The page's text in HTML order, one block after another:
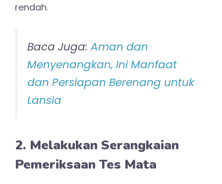
rendah.
Baca Juga:Aman dan
Menyenangkan, Ini Manfaat
dan Persiapan Berenang untuk
Lansia
2. Melakukan Serangkaian
Pemeriksaan Tes Mata